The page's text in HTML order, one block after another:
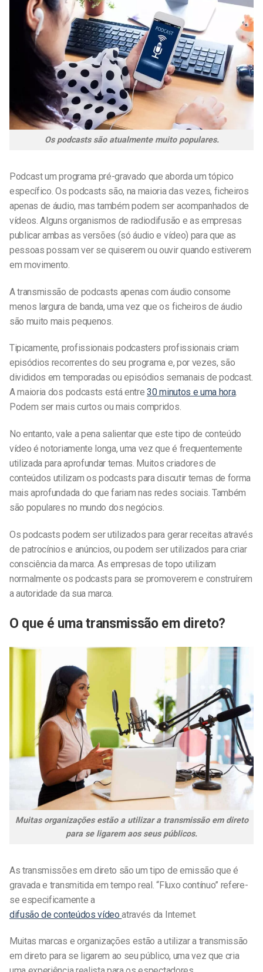
Os podcasts são atualmente muito populares.
Podcast um programa pré-gravado que aborda um tópico
específico. Os podcasts são, na maioria das vezes, ficheiros
apenas de áudio, mas também podem ser acompanhados de
vídeos. Alguns organismos de radiodifusão e as empresas
publicar ambas as versões (só áudio e vídeo) para que as
pessoas possam ver se quiserem ou ouvir quando estiverem
em movimento.
A transmissão de podcasts apenas com áudio consome
menos largura de banda, uma vez que os ficheiros de áudio
são muito mais pequenos.
Tipicamente, profissionaispodcasters profissionais criam
episódios recorrentes do seu programa e, por vezes, são
divididos em temporadasou episódios semanais de podcast.
A maioria dos podcasts está entre30 minutos e uma hora.
Podem ser mais curtos ou mais compridos.
No entanto, vale a pena salientar que este tipo de conteúdo
vídeo é notoriamente longa, uma vez que é frequentemente
utilizada para aprofundar temas. Muitos criadores de
conteúdos utilizam os podcasts para discutir temas de forma
mais aprofundada do que fariam nas redes sociais. Também
são populares no mundo dos negócios.
Os podcasts podem ser utilizados para gerar receitas através
de patrocínios e anúncios, ou podem ser utilizados para criar
consciência da marca. As empresas de topo utilizam
normalmente os podcasts para se promoverem e construírem
a autoridade da sua marca.
O que é uma transmissão em direto?
Muitas organizações estão a utilizar a transmissão em direto
para se ligarem aos seus públicos.
As transmissões em direto são um tipo de emissão que é
gravada e transmitida em tempo real. “Fluxo contínuo” refere-
se especificamente a
difusão de conteúdos vídeo através da Internet.
Muitas marcas e organizações estão a utilizar a transmissão
em direto para se ligarem ao seu público, uma vez que cria